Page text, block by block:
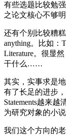
有些选题比较勉
之论文核心不够
还有个别比较糟
anything。比如：
Literature。很显
干什么……
其实，实事求是
有了长足的进步
Statements越来
为研究对象的小
我们这个方向的